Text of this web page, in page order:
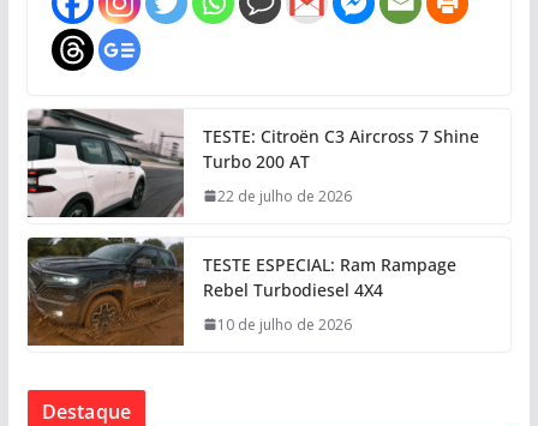
TESTE: Citroën C3 Aircross 7 Shine
Turbo 200 AT
22 de julho de 2026
TESTE ESPECIAL: Ram Rampage
Rebel Turbodiesel 4X4
10 de julho de 2026
Destaque